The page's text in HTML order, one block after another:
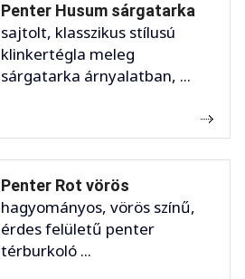
Penter Husum sárgatarka
sajtolt, klasszikus stílusú
klinkertégla meleg
sárgatarka árnyalatban, ...
Penter Rot vörös
hagyományos, vörös színű,
érdes felületű penter
térburkoló ...